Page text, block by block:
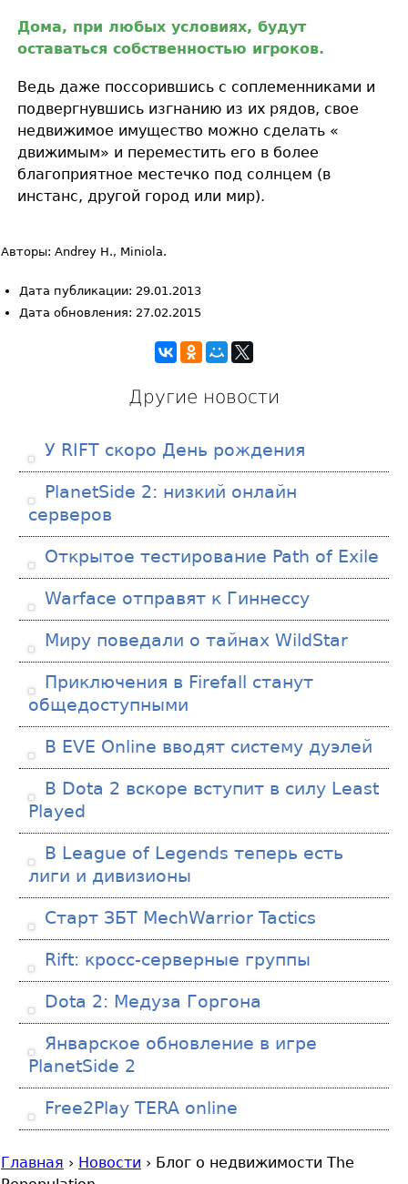
Дома, при любых условиях, будут
оставаться собственностью игроков.
Ведь даже поссорившись с соплеменниками и
подвергнувшись изгнанию из их рядов, свое
недвижимое имущество можно сделать «
движимым» и переместить его в более
благоприятное местечко под солнцем (в
инстанс, другой город или мир).
Авторы: Andrey H., Miniola.
Дата публикации: 29.01.2013
Дата обновления: 27.02.2015
Другие новости
У RIFT скоро День рождения
PlanetSide 2: низкий онлайн
серверов
Открытое тестирование Path of Exile
Warface отправят к Гиннессу
Миру поведали о тайнах WildStar
Приключения в Firefall станут
общедоступными
В EVE Online вводят систему дуэлей
В Dota 2 вскоре вступит в силу Least
Played
В League of Legends теперь есть
лиги и дивизионы
Старт ЗБТ MechWarrior Tactics
Rift: кросс-серверные группы
Dota 2: Медуза Горгона
Январское обновление в игре
PlanetSide 2
Free2Play TERA online
В
Главная › Новости › Блог о недвижимости The